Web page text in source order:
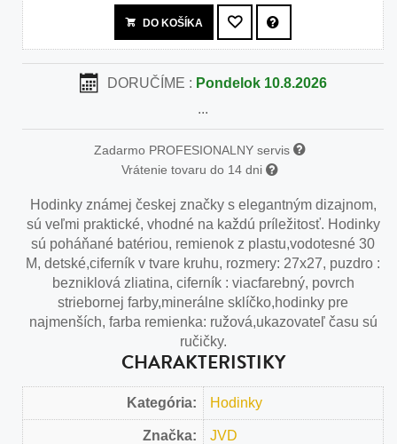
DO KOŠÍKA
DORUČÍME : Pondelok 10.8.2026
...
Zadarmo PROFESIONALNY servis
Vrátenie tovaru do 14 dni
Hodinky známej českej značky s elegantným dizajnom,
sú veľmi praktické, vhodné na každú príležitosť. Hodinky
sú poháňané batériou, remienok z plastu,vodotesné 30
M, detské,ciferník v tvare kruhu, rozmery: 27x27, puzdro :
bezniklová zliatina, ciferník : viacfarebný, povrch
striebornej farby,minerálne sklíčko,hodinky pre
najmenších, farba remienka: ružová,ukazovateľ času sú
ručičky.
CHARAKTERISTIKY
Kategória: Hodinky
Značka: JVD